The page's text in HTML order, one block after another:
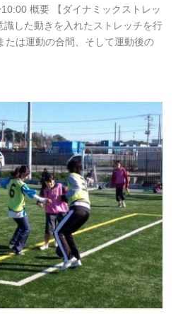
概要 【ダイナミックストレッ
した動きを入れたストレッチを行
たは運動の合間、そして運動後の